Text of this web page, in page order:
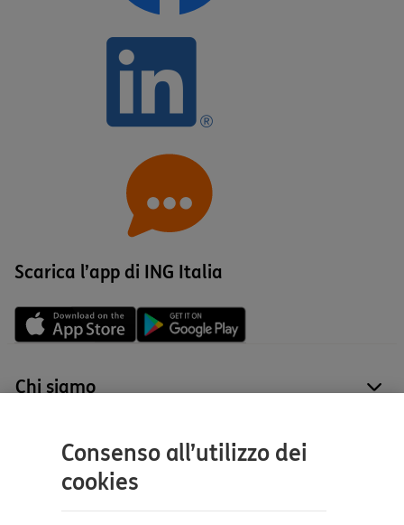
Scarica l’app di ING Italia
Chi siamo
Contatti e supporto
Aiuto e supporto
Sicurezza e Phishing
Consenso all’utilizzo dei
cookies